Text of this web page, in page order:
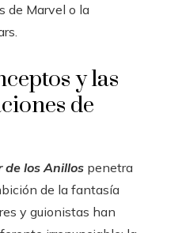
de Marvel o la
y las
de
de los Anillos penetra
de la fantasía
y guionistas han